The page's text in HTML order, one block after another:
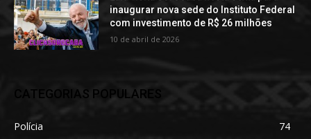
inaugurar nova sede do Instituto Federal
com investimento de R$ 26 milhões
10 de abril de 2026
CATEGORIAS POPULARES
Polícia
74